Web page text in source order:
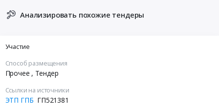
Анализировать похожие тендеры
Участие
Способ размещения
Прочее , Тендер
Ссылки на источники
ЭТП ГПБ ГП521381